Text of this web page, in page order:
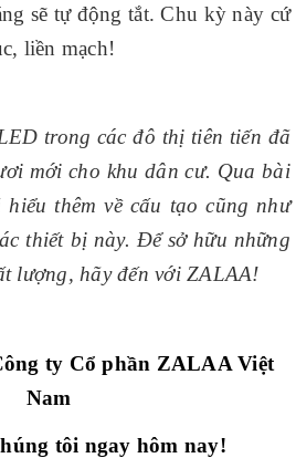
sẽ tự động tắt. Chu kỳ này cứ
liền mạch!
trong các đô thị tiên tiến đã
mới cho khu dân cư. Qua bài
thêm về cấu tạo cũng như
thiết bị này. Để sở hữu những
lượng, hãy đến với ZALAA!
ty Cổ phần ZALAA Việt
Nam
tôi ngay hôm nay!